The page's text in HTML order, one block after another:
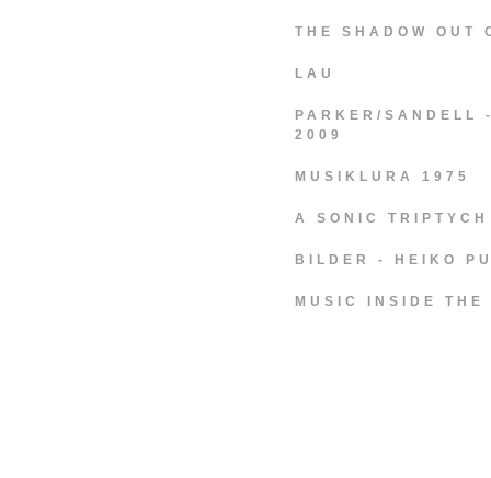
THE SHADOW OUT
LAU
PARKER/SANDELL
2009
MUSIKLURA 1975
A SONIC TRIPTYCH
BILDER - HEIKO
MUSIC INSIDE THE